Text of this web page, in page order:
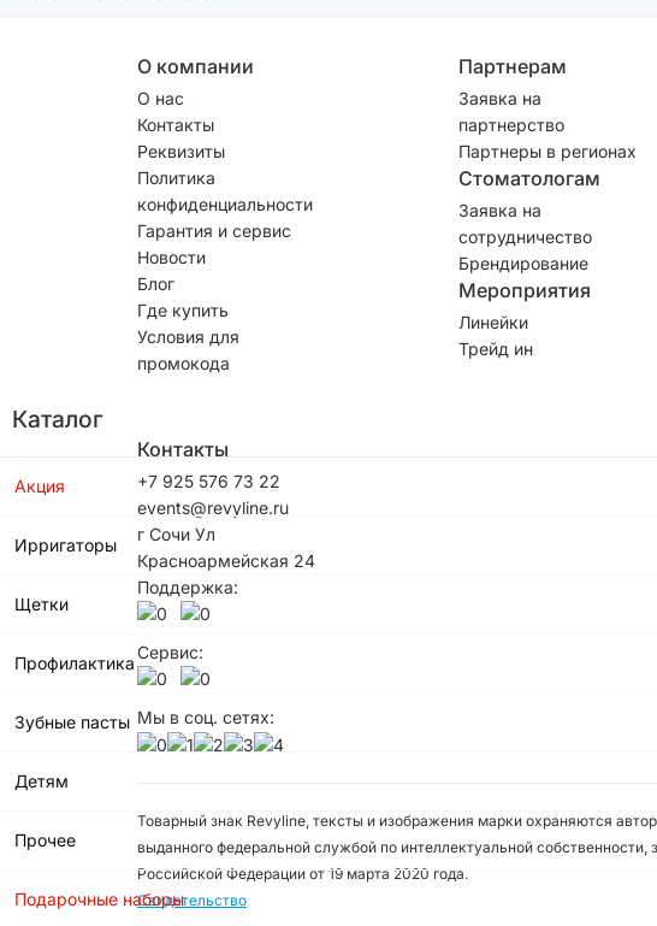
Каталог
Акция
Ирригаторы
Щетки
Профилактика
Зубные пасты
Детям
Прочее
Подарочные наборы
О компании
О нас
Контакты
Реквизиты
Политика
конфиденциальности
Гарантия и сервис
Новости
Блог
Где купить
Условия для
промокода
Партнерам
Заявка на
партнерство
Партнеры в регионах
Стоматологам
Заявка на
сотрудничество
Брендирование
Мероприятия
Линейки
Трейд ин
Контакты
+7 925 576 73 22
events@revyline.ru
г Сочи Ул
Красноармейская 24
Поддержка:
Сервис:
Мы в соц. сетях:
Товарный знак Revyline, тексты и изображения марки охраняются
выданного федеральной службой по интеллектуальной
Российской Федерации от 19 марта 2020 года.
Свидетельство